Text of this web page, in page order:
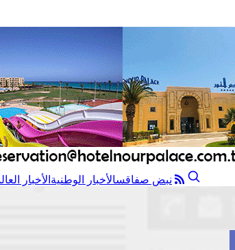
نبض صفاقسالأخبار الوطنية الأخبار